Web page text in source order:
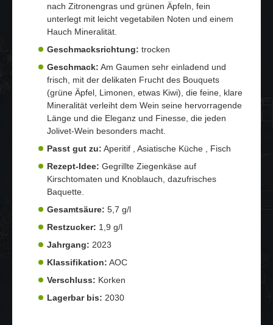
nach Zitronengras und grünen Äpfeln, fein
unterlegt mit leicht vegetabilen Noten und einem
Hauch Mineralität.
Geschmacksrichtung: trocken
Geschmack: Am Gaumen sehr einladend und
frisch, mit der delikaten Frucht des Bouquets
(grüne Äpfel, Limonen, etwas Kiwi), die feine, klare
Mineralität verleiht dem Wein seine hervorragende
Länge und die Eleganz und Finesse, die jeden
Jolivet-Wein besonders macht.
Passt gut zu: Aperitif , Asiatische Küche , Fisch
Rezept-Idee: Gegrillte Ziegenkäse auf
Kirschtomaten und Knoblauch, dazufrisches
Baquette.
Gesamtsäure: 5,7 g/l
Restzucker: 1,9 g/l
Jahrgang: 2023
Klassifikation: AOC
Verschluss: Korken
Lagerbar bis: 2030